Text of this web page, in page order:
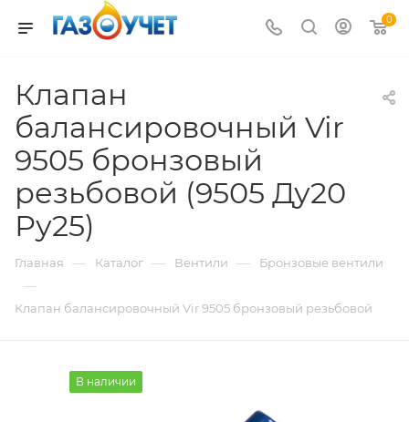
0
Клапан
балансировочный Vir
9505 бронзовый
резьбовой (9505 Ду20
Ру25)
Главная — Каталог — Вентили — Бронзовые вентили
—
Клапан балансировочный Vir 9505 бронзовый резьбовой
В наличии